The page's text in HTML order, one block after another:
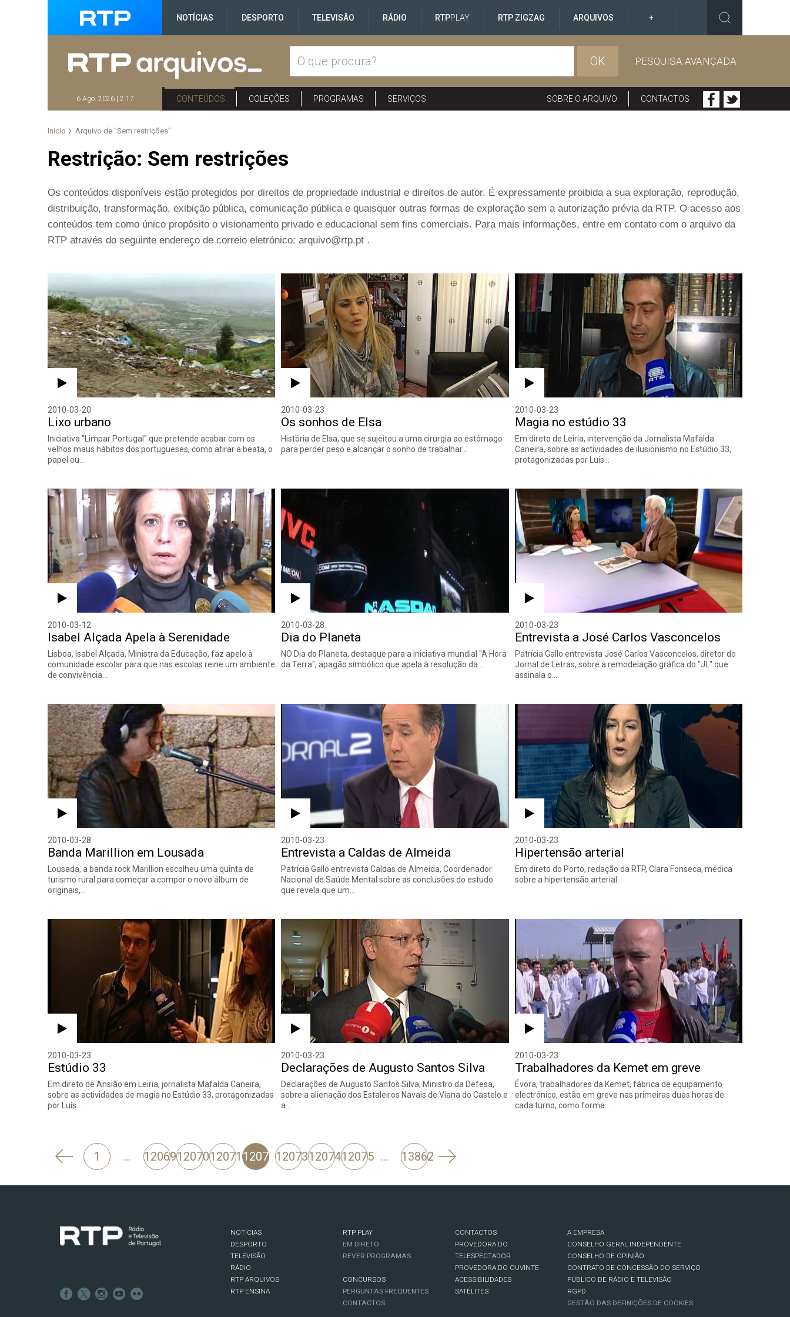
NOTÍCIAS DESPORTO TELEVISÃO RÁDIO RTPPLAY RTP ZIGZAG ARQUIVOS +
OK PESQUISA AVANÇADA
6 Ago. 2026 | 2:17 CONTEÚDOS COLEÇÕES PROGRAMAS SERVIÇOS SOBRE O ARQUIVO CONTACTOS
Início Arquivo de "Sem restrições"
Restrição: Sem restrições
Os conteúdos disponíveis estão protegidos por direitos de propriedade industrial e direitos de autor. É expressamente proibida a sua exploração, reprodução,
distribuição, transformação, exibição pública, comunicação pública e quaisquer outras formas de exploração sem a autorização prévia da RTP. O acesso aos
conteúdos tem como único propósito o visionamento privado e educacional sem fins comerciais. Para mais informações, entre em contato com o arquivo da
RTP através do seguinte endereço de correio eletrónico: arquivo@rtp.pt .
2010-03-20
Lixo urbano
Iniciativa "Limpar Portugal" que pretende acabar com os
velhos maus hábitos dos portugueses, como atirar a beata, o
papel ou…
2010-03-23
Os sonhos de Elsa
História de Elsa, que se sujeitou a uma cirurgia ao estômago
para perder peso e alcançar o sonho de trabalhar…
2010-03-23
Magia no estúdio 33
Em direto de Leiria, intervenção da Jornalista Mafalda
Caneira, sobre as actividades de ilusionismo no Estúdio 33,
protagonizadas por Luís…
2010-03-12
Isabel Alçada Apela à Serenidade
Lisboa, Isabel Alçada, Ministra da Educação, faz apelo à
comunidade escolar para que nas escolas reine um ambiente
de convivência…
2010-03-28
Dia do Planeta
NO Dia do Planeta, destaque para a iniciativa mundial "A Hora
da Terra", apagão simbólico que apela à resolução da…
2010-03-23
Entrevista a José Carlos Vasconcelos
Patrícia Gallo entrevista José Carlos Vasconcelos, diretor do
Jornal de Letras, sobre a remodelação gráfica do "JL" que
assinala o…
2010-03-28
Banda Marillion em Lousada
Lousada, a banda rock Marillion escolheu uma quinta de
turismo rural para começar a compor o novo álbum de
originais,…
2010-03-23
Entrevista a Caldas de Almeida
Patrícia Gallo entrevista Caldas de Almeida, Coordenador
Nacional de Saúde Mental sobre as conclusões do estudo
que revela que um…
2010-03-23
Hipertensão arterial
Em direto do Porto, redação da RTP, Clara Fonseca, médica
sobre a hipertensão arterial.
2010-03-23
Estúdio 33
Em direto de Ansião em Leiria, jornalista Mafalda Caneira,
sobre as actividades de magia no Estúdio 33, protagonizadas
por Luís…
2010-03-23
Declarações de Augusto Santos Silva
Declarações de Augusto Santos Silva, Ministro da Defesa,
sobre a alienação dos Estaleiros Navais de Viana do Castelo e
a…
2010-03-23
Trabalhadores da Kemet em greve
Évora, trabalhadores da Kemet, fábrica de equipamento
electrónico, estão em greve nas primeiras duas horas de
cada turno, como forma…
'
Anterior
1 … 12069120701207112072120731207412075 … 13862 Seguinte
NOTÍCIAS
DESPORTO
TELEVISÃO
RÁDIO
RTP ARQUIVOS
RTP ENSINA
RTP PLAY
EM DIRETO
REVER PROGRAMAS
CONCURSOS
PERGUNTAS FREQUENTES
CONTACTOS
CONTACTOS
PROVEDORA DO
TELESPECTADOR
PROVEDORA DO OUVINTE
ACESSIBILIDADES
SATÉLITES
A EMPRESA
CONSELHO GERAL INDEPENDENTE
CONSELHO DE OPINIÃO
CONTRATO DE CONCESSÃO DO SERVIÇO
PÚBLICO DE RÁDIO E TELEVISÃO
RGPD
GESTÃO DAS DEFINIÇÕES DE COOKIES